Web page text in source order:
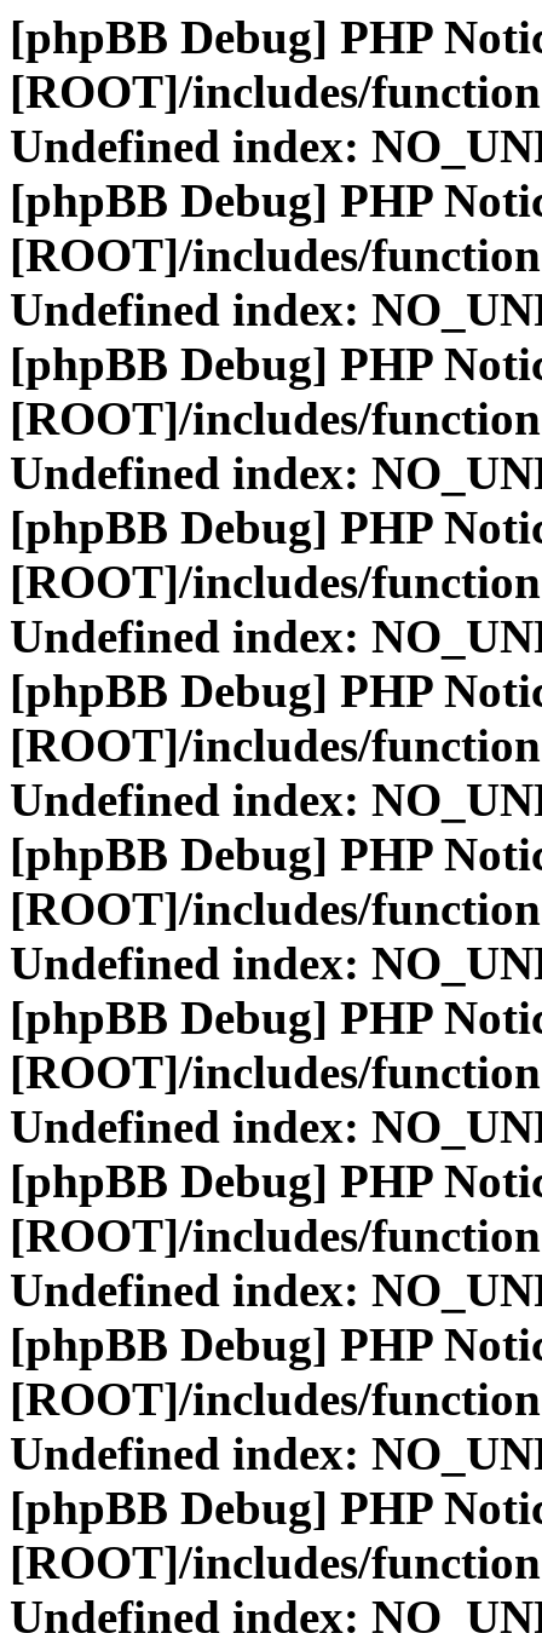
[phpBB Debug] PHP
[ROOT]/includes/
Undefined index:
[phpBB Debug] PHP
[ROOT]/includes/
Undefined index:
[phpBB Debug] PHP
[ROOT]/includes/
Undefined index:
[phpBB Debug] PHP
[ROOT]/includes/
Undefined index:
[phpBB Debug] PHP
[ROOT]/includes/
Undefined index:
[phpBB Debug] PHP
[ROOT]/includes/
Undefined index:
[phpBB Debug] PHP
[ROOT]/includes/
Undefined index:
[phpBB Debug] PHP
[ROOT]/includes/
Undefined index:
[phpBB Debug] PHP
[ROOT]/includes/
Undefined index:
[phpBB Debug] PHP
[ROOT]/includes/
Undefined index: